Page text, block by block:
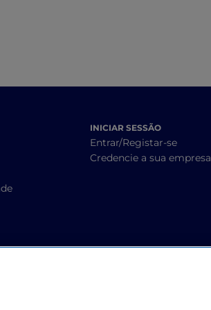
INICIAR SESSÃO
Entrar/Registar-se
Credencie a sua empresa